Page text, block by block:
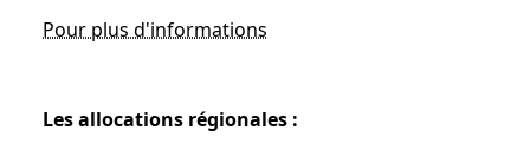
Pour plus d'informations
Les allocations régionales :